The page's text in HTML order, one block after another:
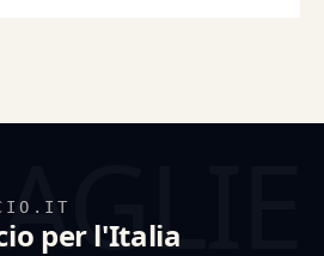
per l'Italia